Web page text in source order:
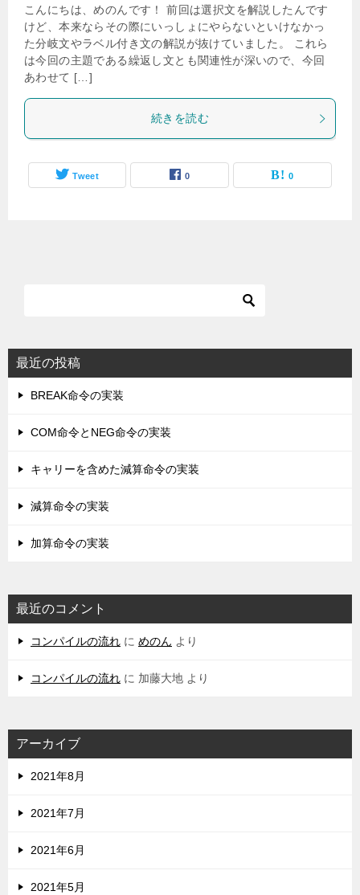
こんにちは、めのんです！ 前回は選択文を解説したんです
けど、本来ならその際にいっしょにやらないといけなかっ
た分岐文やラベル付き文の解説が抜けていました。 これら
は今回の主題である繰返し文とも関連性が深いので、今回
あわせて […]
続きを読む
Tweet 0 0
最近の投稿
BREAK命令の実装
COM命令とNEG命令の実装
キャリーを含めた減算命令の実装
減算命令の実装
加算命令の実装
最近のコメント
コンパイルの流れ に めのん より
コンパイルの流れ に 加藤大地 より
アーカイブ
2021年8月
2021年7月
2021年6月
2021年5月